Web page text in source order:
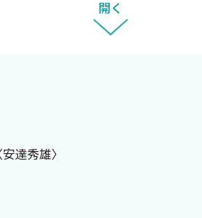
するとページ数が増え，より深
参加してもらい，要点をわかり
医療スタッフやナースの要望に
開く
安達秀雄〉